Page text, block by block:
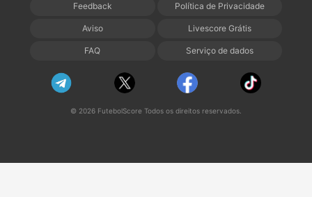
Feedback Política de Privacidade
Aviso Livescore Grátis
FAQ Serviço de dados
© 2026 FutebolScore Todos os direitos reservados.